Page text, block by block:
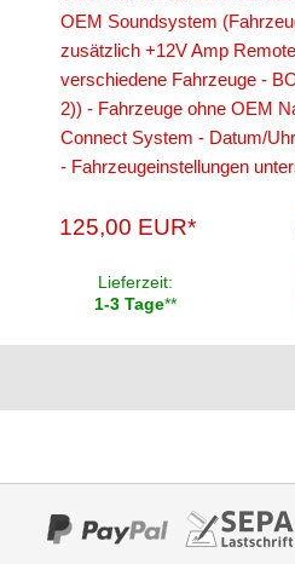
OEM Soundsystem
zusätzlich +12V Amp
verschiedene Fahrzeuge -
2)) - Fahrzeuge ohne OEM
Connect System - Datum/
- Fahrzeugeinstellungen
125,00 EUR*
Lieferzeit:
1-3 Tage**